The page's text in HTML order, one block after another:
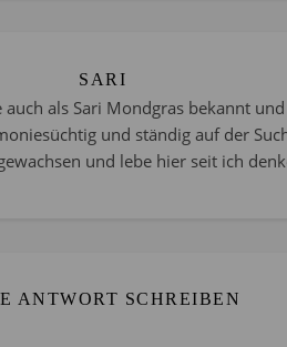
SARI
als Sari Mondgras bekannt
und ständig auf der
und lebe hier seit ich
ANTWORT SCHREIBEN